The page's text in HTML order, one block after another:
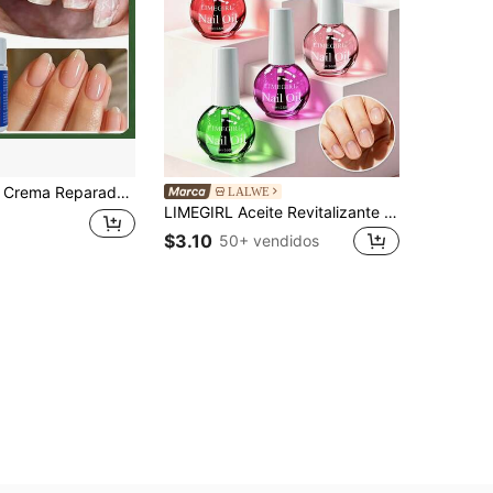
Crema Endurecedora e Hidratante de Uñas, Fortalece Uñas Quebradizas y Nutre Cutículas Secas LALWE
LIMEGIRL Aceite Revitalizante para Cutículas con Fragancia, de Rápida Absorción, Cuidado de Uñas Hidratante, Reparador de Cutículas Secas y Agrietadas, Cuidado de Uñas Nutritivo Diario
$3.10 50+ vendidos